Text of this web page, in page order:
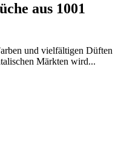
aus 1001
und vielfältigen Düften
Märkten wird...